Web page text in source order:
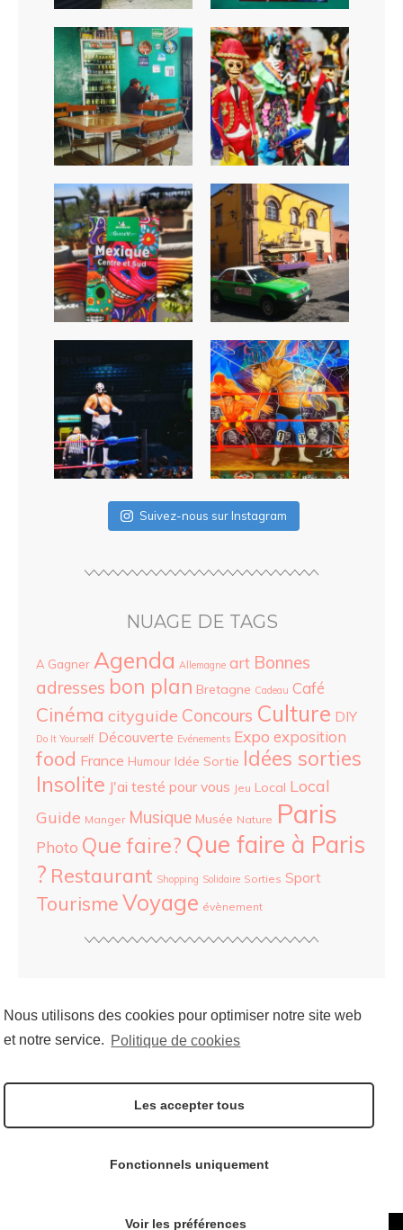
Nous utilisons des cookies pour optimiser notre site web
et notre service. Politique de cookies
Les accepter tous
Fonctionnels uniquement
Voir les préférences
Suivez-nous sur Instagram
NUAGE DE TAGS
A Gagner Agenda Allemagne art Bonnes
adresses bon plan Bretagne Cadeau Café
Cinéma cityguide Concours Culture DIY
Do It Yourself Découverte Evénements Expo exposition
food France Humour Idée Sortie Idées sorties
Insolite J'ai testé pour vous Jeu Local Local
Guide Manger Musique Musée Nature Paris
Photo Que faire? Que faire à Paris
? Restaurant Shopping Solidaire Sorties Sport
TourismeVoyage évènement
SOCIAL